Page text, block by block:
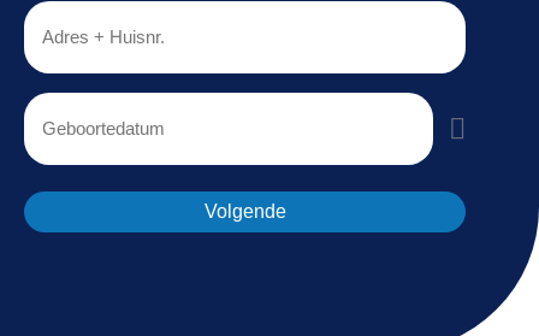
Adres
+
Huisnr.
Datum
Volgende